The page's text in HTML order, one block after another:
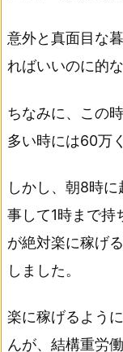
意外と真面目な
ればいいのに的
ちなみに、この
多い時には60万
しかし、朝8時
事して1時まで持
が絶対楽に稼げ
しました。
楽に稼げるよう
んが、結構重労